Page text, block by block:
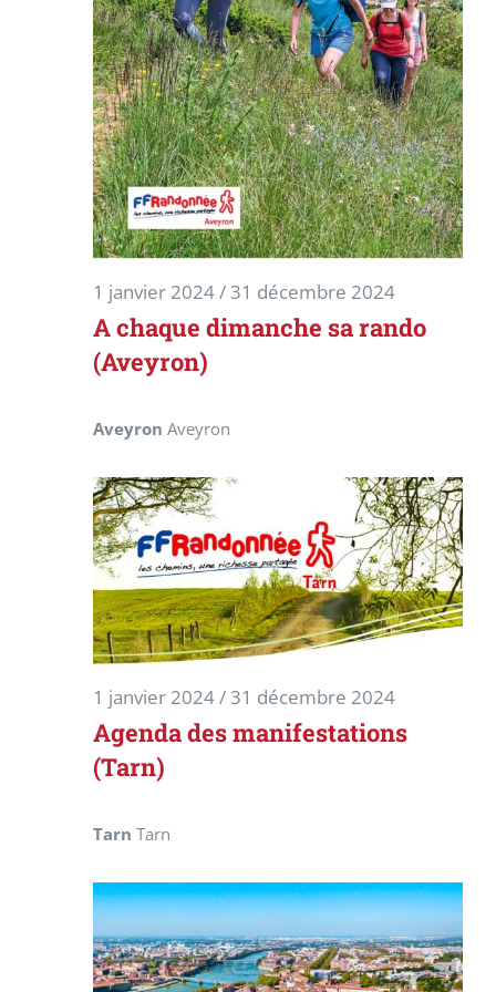
A chaque dimanche sa rando
(Aveyron)
1 janvier 2024/31 décembre 2024
Aveyron Aveyron
Agenda des manifestations
(Tarn)
1 janvier 2024/31 décembre 2024
Tarn Tarn